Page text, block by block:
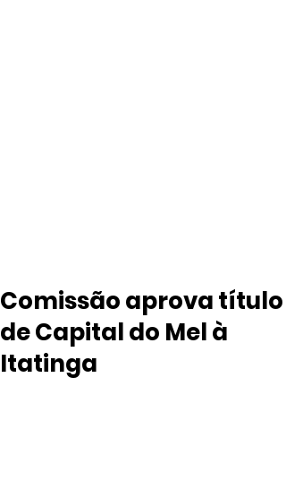
Comissão aprova título
de Capital do Mel à
Itatinga